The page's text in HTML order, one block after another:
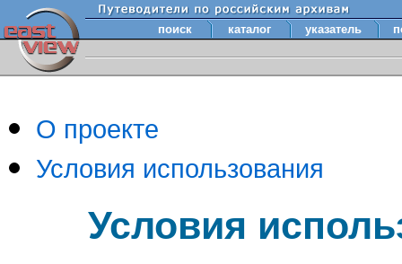
поиск каталог указатель
О проекте
Условия использования
Условия